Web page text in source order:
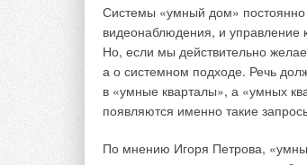
Системы «умный дом»
видеонаблюдения, и управление
Но, если мы действительно
а о системном подходе. Речь
в «умные кварталы», а «умных
появляются именно такие
По мнению Игоря Петрова,
наружные сети, распланировали
получили чертежи объекта. Эти
Model Studio CS.
Кроме того, с помощью баз
детализировали 3D-модель
моделирования и печати и